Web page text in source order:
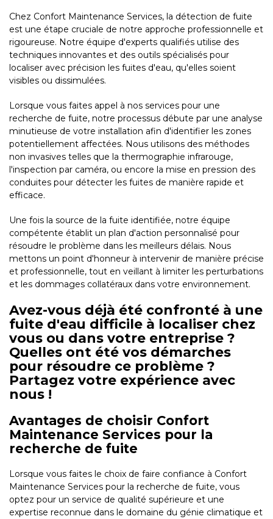
Chez Confort Maintenance Services, la détection de fuite
est une étape cruciale de notre approche professionnelle et
rigoureuse. Notre équipe d'experts qualifiés utilise des
techniques innovantes et des outils spécialisés pour
localiser avec précision les fuites d'eau, qu'elles soient
visibles ou dissimulées.
Lorsque vous faites appel à nos services pour une
recherche de fuite, notre processus débute par une analyse
minutieuse de votre installation afin d'identifier les zones
potentiellement affectées. Nous utilisons des méthodes
non invasives telles que la thermographie infrarouge,
l'inspection par caméra, ou encore la mise en pression des
conduites pour détecter les fuites de manière rapide et
efficace.
Une fois la source de la fuite identifiée, notre équipe
compétente établit un plan d'action personnalisé pour
résoudre le problème dans les meilleurs délais. Nous
mettons un point d'honneur à intervenir de manière précise
et professionnelle, tout en veillant à limiter les perturbations
et les dommages collatéraux dans votre environnement.
Avez-vous déjà été confronté à une
fuite d'eau difficile à localiser chez
vous ou dans votre entreprise ?
Quelles ont été vos démarches
pour résoudre ce problème ?
Partagez votre expérience avec
nous !
Avantages de choisir Confort
Maintenance Services pour la
recherche de fuite
Lorsque vous faites le choix de faire confiance à Confort
Maintenance Services pour la recherche de fuite, vous
optez pour un service de qualité supérieure et une
expertise reconnue dans le domaine du génie climatique et